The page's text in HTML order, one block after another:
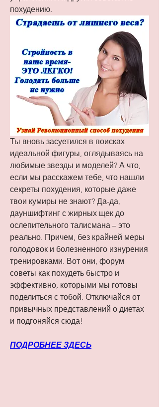
похудению.
Ты вновь засуетился в поисках
идеальной фигуры, оглядываясь на
любимые звезды и моделей? А что,
если мы расскажем тебе, что нашли
секреты похудения, которые даже
твои кумиры не знают? Да-да,
дауншифтинг с жирных щек до
ослепительного талисмана – это
реально. Причем, без крайней меры
голодовок и болезненного изнурения
тренировками. Вот они, форум
советы как похудеть быстро и
эффективно, которыми мы готовы
поделиться с тобой. Отключайся от
привычных представлений о диетах
и подгоняйся сюда!
ПОДРОБНЕЕ ЗДЕСЬ